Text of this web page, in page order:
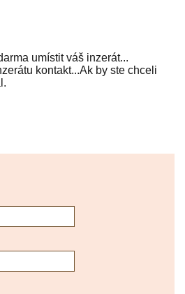
umístit váš inzerát...
kontakt...Ak by ste chceli